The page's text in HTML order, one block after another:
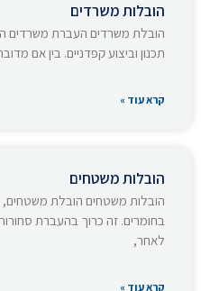
הובלות משרדים
הובלת משרדים העברת משרדים
תכנון וביצוע קפדניים. בין אם
קרא עוד »
הובלות משטחים
הובלות משטחים הובלת משטחים,
בחומרים. זה כרוך בהעברת
לאחר,
קרא עוד »